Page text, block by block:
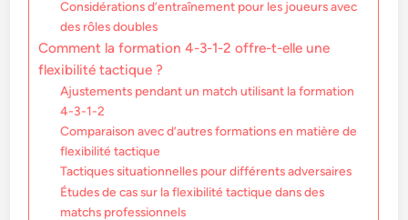
Considérations d’entraînement pour les joueurs avec
des rôles doubles
Comment la formation 4-3-1-2 offre-t-elle une
flexibilité tactique ?
Ajustements pendant un match utilisant la formation
4-3-1-2
Comparaison avec d’autres formations en matière de
flexibilité tactique
Tactiques situationnelles pour différents adversaires
Études de cas sur la flexibilité tactique dans des
matchs professionnels